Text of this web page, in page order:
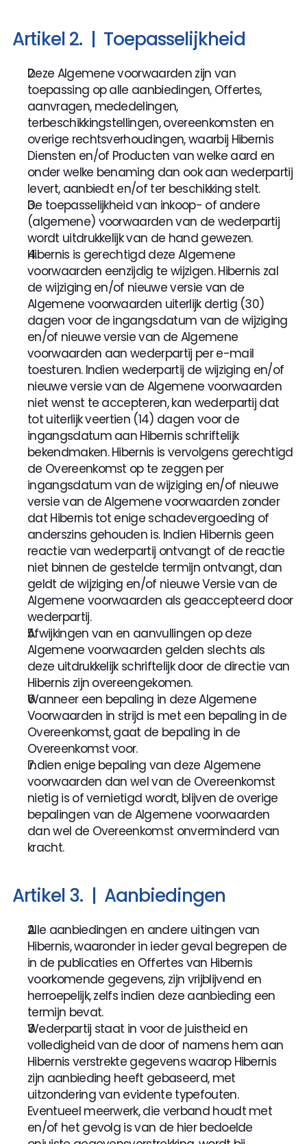
Artikel 2.  |  Toepasselijkheid
Deze Algemene voorwaarden zijn van
toepassing op alle aanbiedingen, Offertes,
aanvragen, mededelingen,
terbeschikkingstellingen, overeenkomsten en
overige rechtsverhoudingen, waarbij Hibernis
Diensten en/of Producten van welke aard en
onder welke benaming dan ook aan wederpartij
levert, aanbiedt en/of ter beschikking stelt.
De toepasselijkheid van inkoop- of andere
(algemene) voorwaarden van de wederpartij
wordt uitdrukkelijk van de hand gewezen.
Hibernis is gerechtigd deze Algemene
voorwaarden eenzijdig te wijzigen. Hibernis zal
de wijziging en/of nieuwe versie van de
Algemene voorwaarden uiterlijk dertig (30)
dagen voor de ingangsdatum van de wijziging
en/of nieuwe versie van de Algemene
voorwaarden aan wederpartij per e-mail
toesturen. Indien wederpartij de wijziging en/of
nieuwe versie van de Algemene voorwaarden
niet wenst te accepteren, kan wederpartij dat
tot uiterlijk veertien (14) dagen voor de
ingangsdatum aan Hibernis schriftelijk
bekendmaken. Hibernis is vervolgens gerechtigd
de Overeenkomst op te zeggen per
ingangsdatum van de wijziging en/of nieuwe
versie van de Algemene voorwaarden zonder
dat Hibernis tot enige schadevergoeding of
anderszins gehouden is. Indien Hibernis geen
reactie van wederpartij ontvangt of de reactie
niet binnen de gestelde termijn ontvangt, dan
geldt de wijziging en/of nieuwe Versie van de
Algemene voorwaarden als geaccepteerd door
wederpartij.
Afwijkingen van en aanvullingen op deze
Algemene voorwaarden gelden slechts als
deze uitdrukkelijk schriftelijk door de directie van
Hibernis zijn overeengekomen.
Wanneer een bepaling in deze Algemene
Voorwaarden in strijd is met een bepaling in de
Overeenkomst, gaat de bepaling in de
Overeenkomst voor.
Indien enige bepaling van deze Algemene
voorwaarden dan wel van de Overeenkomst
nietig is of vernietigd wordt, blijven de overige
bepalingen van de Algemene voorwaarden
dan wel de Overeenkomst onverminderd van
kracht.
Artikel 3.  |  Aanbiedingen
Alle aanbiedingen en andere uitingen van
Hibernis, waaronder in ieder geval begrepen de
in de publicaties en Offertes van Hibernis
voorkomende gegevens, zijn vrijblijvend en
herroepelijk, zelfs indien deze aanbieding een
termijn bevat.
Wederpartij staat in voor de juistheid en
volledigheid van de door of namens hem aan
Hibernis verstrekte gegevens waarop Hibernis
zijn aanbieding heeft gebaseerd, met
uitzondering van evidente typefouten.
Eventueel meerwerk, die verband houdt met
en/of het gevolg is van de hier bedoelde